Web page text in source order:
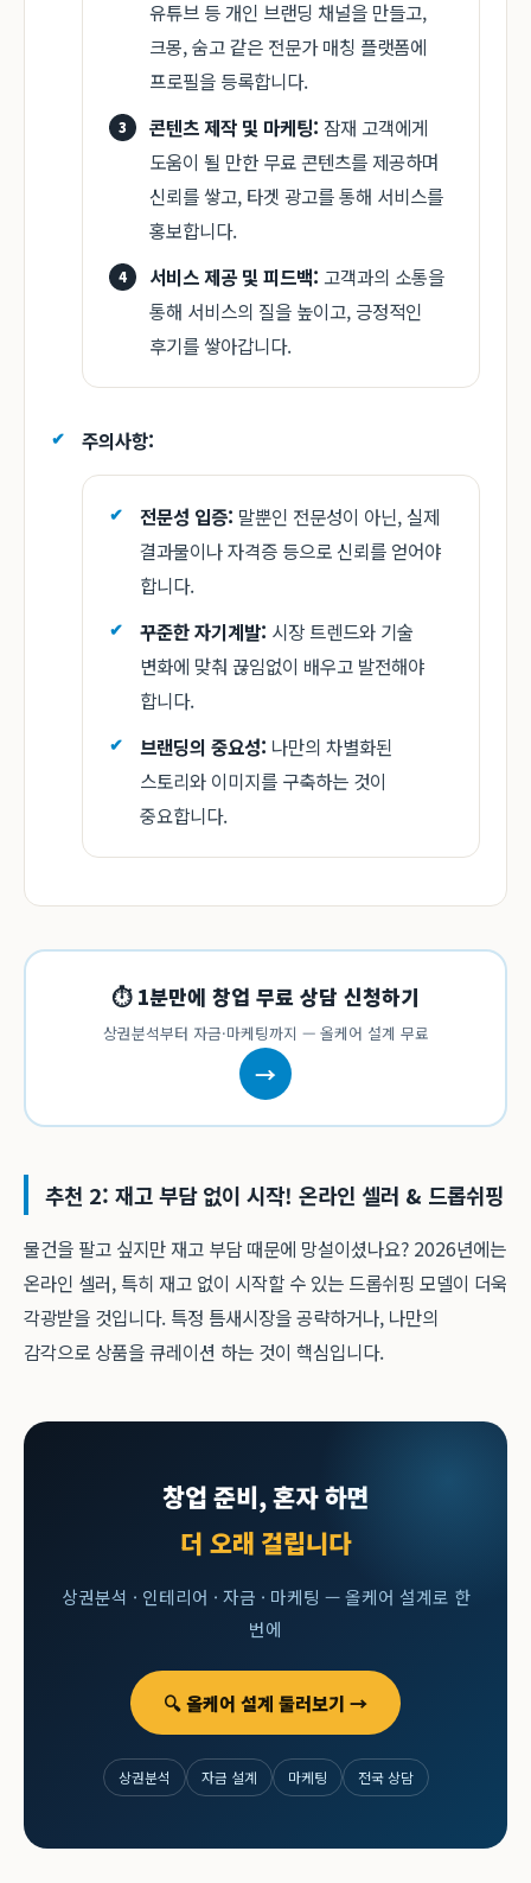
유튜브 등 개인 브랜딩 채널을 만들고,
크몽, 숨고 같은 전문가 매칭 플랫폼에
프로필을 등록합니다.
콘텐츠 제작 및 마케팅: 잠재 고객에게
도움이 될 만한 무료 콘텐츠를 제공하며
신뢰를 쌓고, 타겟 광고를 통해 서비스를
홍보합니다.
서비스 제공 및 피드백: 고객과의 소통을
통해 서비스의 질을 높이고, 긍정적인
후기를 쌓아갑니다.
주의사항:
전문성 입증: 말뿐인 전문성이 아닌, 실제
결과물이나 자격증 등으로 신뢰를 얻어야
합니다.
꾸준한 자기계발: 시장 트렌드와 기술
변화에 맞춰 끊임없이 배우고 발전해야
합니다.
브랜딩의 중요성: 나만의 차별화된
스토리와 이미지를 구축하는 것이
중요합니다.
⏱ 1분만에 창업 무료 상담 신청하기
상권분석부터 자금·마케팅까지 — 올케어 설계 무료
→
추천 2: 재고 부담 없이 시작! 온라인 셀러 & 드롭쉬핑
물건을 팔고 싶지만 재고 부담 때문에 망설이셨나요? 2026년에는
온라인 셀러, 특히 재고 없이 시작할 수 있는 드롭쉬핑 모델이 더욱
각광받을 것입니다. 특정 틈새시장을 공략하거나, 나만의
감각으로 상품을 큐레이션 하는 것이 핵심입니다.
창업 준비, 혼자 하면
더 오래 걸립니다
상권분석 · 인테리어 · 자금 · 마케팅 — 올케어 설계로 한
번에
🔍 올케어 설계 둘러보기 →
상권분석 자금 설계 마케팅 전국 상담